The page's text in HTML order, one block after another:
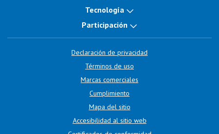
Tecnología
Participación
Declaración de privacidad
Términos de uso
Marcas comerciales
Cumplimiento
Mapa del sitio
Accesibilidad al sitio web